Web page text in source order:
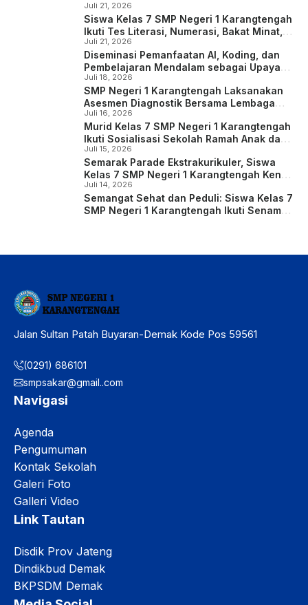
Juli 21, 2026
Siswa Kelas 7 SMP Negeri 1 Karangtengah
Ikuti Tes Literasi, Numerasi, Bakat Minat,
serta Identifikasi Kondisi Sosial Emosional
dan Konsentrasi Belajar
Juli 21, 2026
Diseminasi Pemanfaatan AI, Koding, dan
Pembelajaran Mendalam sebagai Upaya
Meningkatkan Kompetensi Guru
Juli 18, 2026
SMP Negeri 1 Karangtengah Laksanakan
Asesmen Diagnostik Bersama Lembaga
Psikologi Kartika bagi Siswa Kelas 7
Juli 16, 2026
Murid Kelas 7 SMP Negeri 1 Karangtengah
Ikuti Sosialisasi Sekolah Ramah Anak dan
Kreasi Poster Digital
Juli 15, 2026
Semarak Parade Ekstrakurikuler, Siswa
Kelas 7 SMP Negeri 1 Karangtengah Kenali
dan Eksplorasi Potensi Diri
Juli 14, 2026
Semangat Sehat dan Peduli: Siswa Kelas 7
SMP Negeri 1 Karangtengah Ikuti Senam
Jalan Sultan Patah Buyaran-Demak Kode Pos 59561
(0291) 686101
smpsakar@gmail..com
Navigasi
Agenda
Pengumuman
Kontak Sekolah
Galeri Foto
Galleri Video
Link Tautan
Disdik Prov Jateng
Dindikbud Demak
BKPSDM Demak